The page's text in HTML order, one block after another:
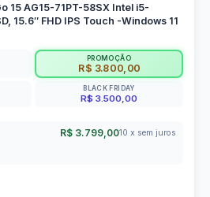
15 AG15-71PT-58SX Intel i5-
15.6″ FHD IPS Touch -Windows 11
PROMOÇÃO
R$ 3.800,00
BLACK FRIDAY
R$ 3.500,00
R$ 3.799,0010 x sem juros